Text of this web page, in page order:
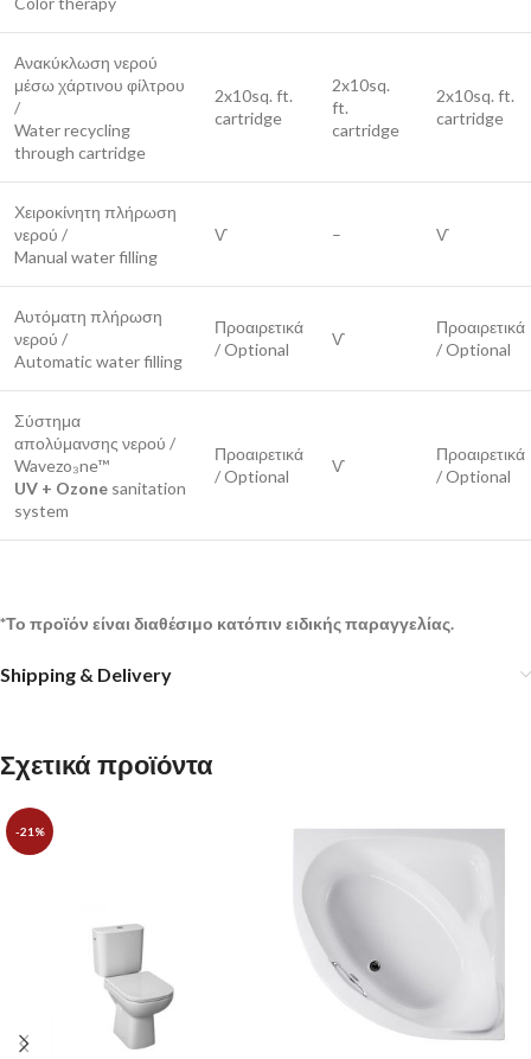
Ανακύκλωση νερού
μέσω χάρτινου φίλτρου
/
Water recycling
through cartridge
2x10sq. ft.
cartridge
2x10sq.
ft.
cartridge
2x10sq. ft.
cartridge
Χειροκίνητη πλήρωση
νερού /
Manual water filling
Ѵ – Ѵ
Αυτόματη πλήρωση
νερού /
Automatic water filling
Προαιρετικά
/ Optional
Ѵ
Προαιρετικά
/ Optional
Σύστημα
απολύμανσης νερού /
Wavezo₃ne™
UV + Ozone sanitation
system
Προαιρετικά
/ Optional
Ѵ
Προαιρετικά
/ Optional
*Το προϊόν είναι διαθέσιμο κατόπιν ειδικής παραγγελίας.
Shipping & Delivery
Σχετικά προϊόντα
-21%